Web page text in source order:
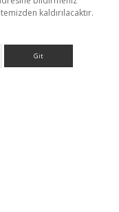
kaldırılacaktır.